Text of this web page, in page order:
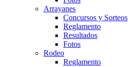
Arrayanes
Concursos y Sorteos
Reglamento
Resultados
Fotos
Rodeo
Reglamento